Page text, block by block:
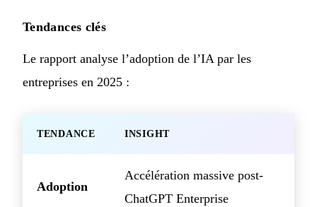
Tendances clés
Le rapport analyse l’adoption de l’IA par les
entreprises en 2025 :
TENDANCE INSIGHT
Adoption
Accélération massive post-
ChatGPT Enterprise